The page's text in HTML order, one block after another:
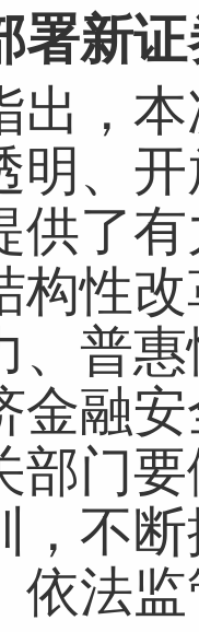
署新
出，
明、
供了
构性
、普
金融
部门
，不
依法